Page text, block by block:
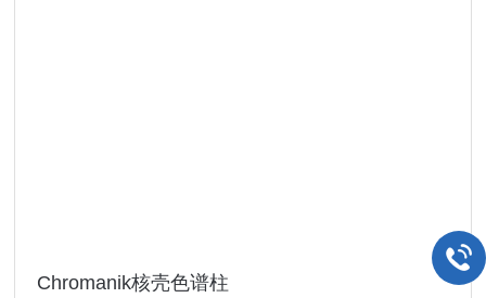
Chromanik核壳色谱柱